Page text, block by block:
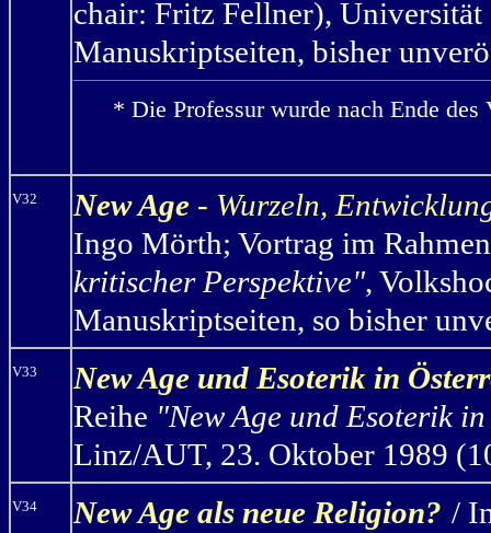
chair: Fritz Fellner), Universität
Manuskriptseiten, bisher
* Die Professur wurde nach Ende
V32 New Age - Wurzeln,
Ingo Mörth; Vortrag im
kritischer Perspektive",
Manuskriptseiten, so bisher
V33
New Age und Esoterik in
Reihe "New Age und Esoterik
Linz/AUT, 23. Oktober 1989
V34 New Age als neue Religion? /